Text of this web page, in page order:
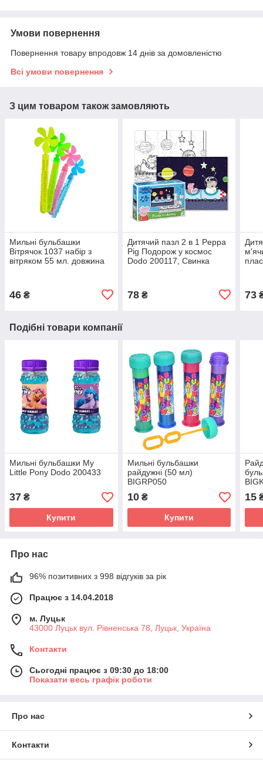
Умови повернення
Повернення товару впродовж 14 днів за домовленістю
Всі умови повернення
З цим товаром також замовляють
Мильні бульбашки
Вітрячок 1037 набір з
вітряком 55 мл. довжина
46 ₴
Дитячий пазл 2 в 1 Peppa
Pig Подорож у космос
Dodo 200117, Свинка
78₴ 73
Подібні товари компанії
Мильні бульбашки My
Little Pony Dodo 200433
37 ₴
Купити
Мильні бульбашки
райдужні (50 мл)
BIGRP050
10₴
Купити
15
Про нас
96% позитивних з 998 відгуків за рік
Працює з 14.04.2018
м. Луцьк
43000 Луцьк вул. Рівненська 78, Луцьк, Україна
Контакти
Сьогодні працює з 09:30 до 18:00
Показати весь графік роботи
Про нас
Контакти